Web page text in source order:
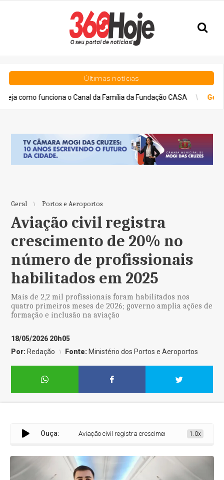
Últimas notícias
o Canal da Família da Fundação CASA Geral Bolão de
Geral Portos e Aeroportos
Aviação civil registra
crescimento de 20% no
número de profissionais
habilitados em 2025
Mais de 2,2 mil profissionais foram habilitados nos
quatro primeiros meses de 2026; governo amplia ações de
formação e inclusão na aviação
18/05/2026 20h05
Por: Redação Fonte: Ministério dos Portos e Aeroportos
Ouça: Aviação civil registra crescimento de 20% no número
1.0x